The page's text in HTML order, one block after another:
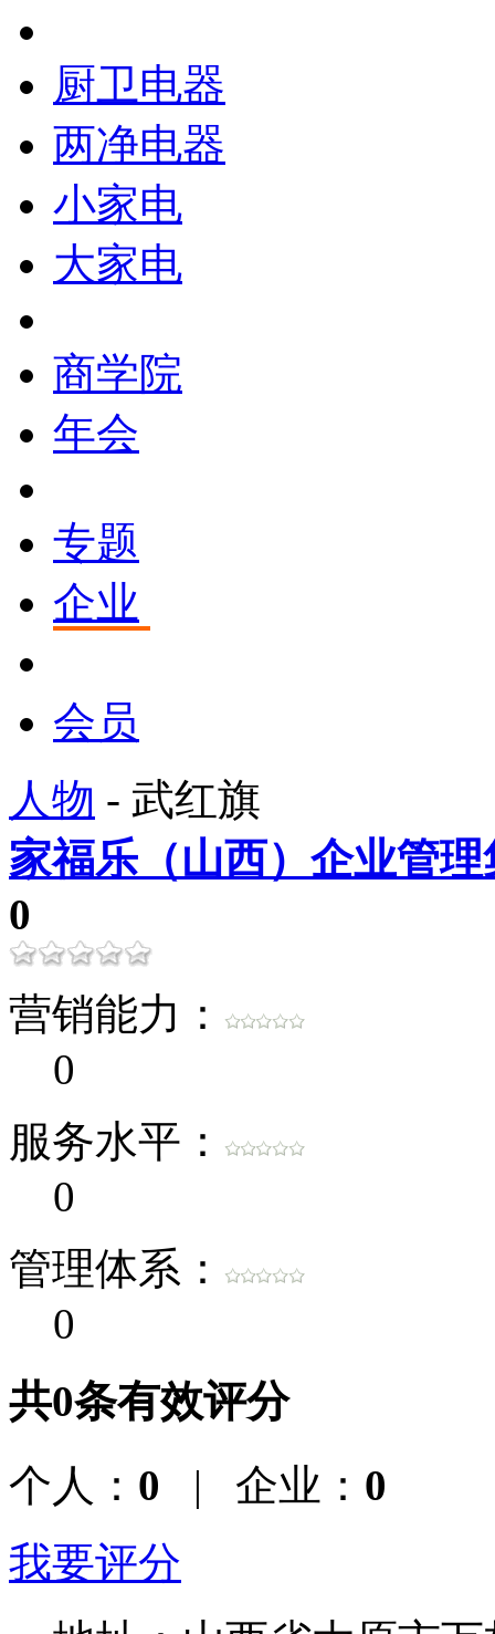
厨卫电器
两净电器
小家电
大家电
商学院
年会
专题
企业
会员
人物 - 武红旗
家福乐（山西）企业管
0
营销能力：
0
服务水平：
0
管理体系：
0
共0条有效评分
个人： 0 | 企业： 0
我要评分